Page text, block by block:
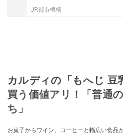
UR都市機構
カルディの「もへじ 豆
買う価値アリ！「普通
ち」
お菓子からワイン、コーヒーと幅広い食品